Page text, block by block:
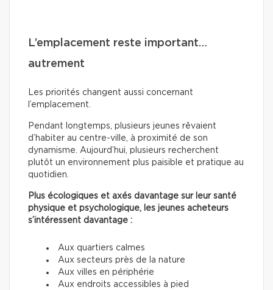
L’emplacement reste important…
autrement
Les priorités changent aussi concernant
l’emplacement.
Pendant longtemps, plusieurs jeunes rêvaient
d’habiter au centre-ville, à proximité de son
dynamisme. Aujourd’hui, plusieurs recherchent
plutôt un environnement plus paisible et pratique au
quotidien.
Plus écologiques et axés davantage sur leur santé
physique et psychologique, les jeunes acheteurs
s’intéressent davantage :
Aux quartiers calmes
Aux secteurs près de la nature
Aux villes en périphérie
Aux endroits accessibles à pied